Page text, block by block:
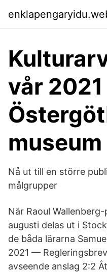
vår
museum
Nå ut till en större
målgrupper
När Raoul
augusti delas ut i
de båda lärarna
2021 —
avseende anslag 2:2